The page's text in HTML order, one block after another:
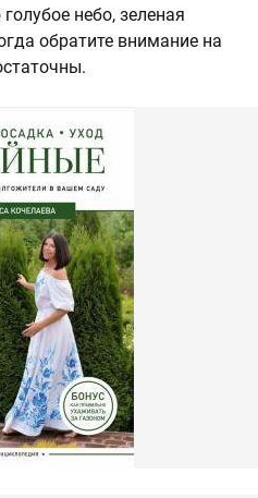
небо, зеленая
обратите внимание на